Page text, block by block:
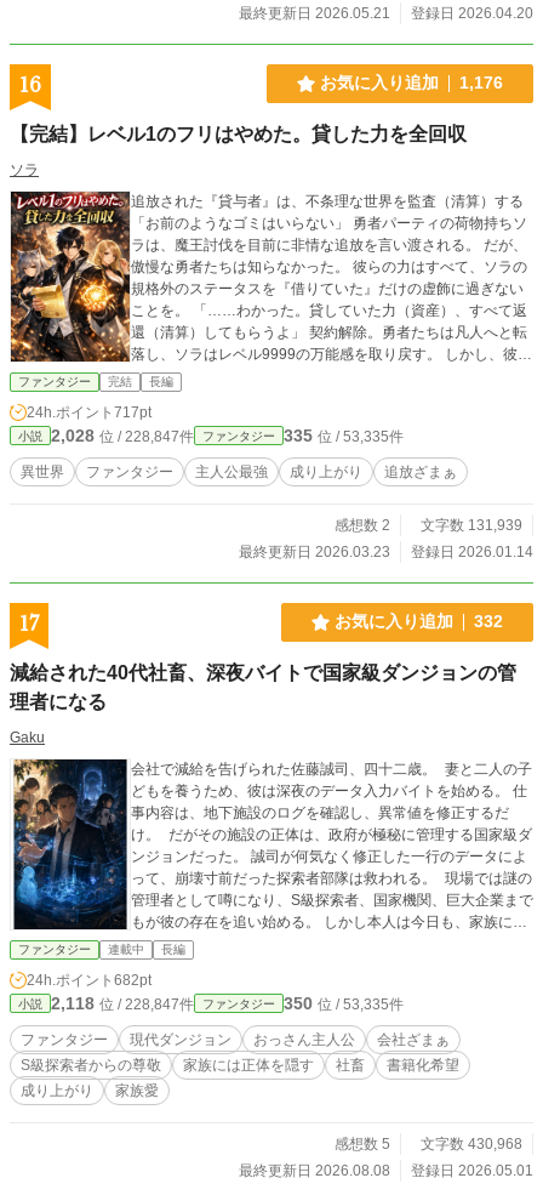
最終更新日 2026.05.21
登録日 2026.04.20
16 お気に入り追加 1,176
【完結】レベル1のフリはやめた。貸した力を全回収
ソラ
追放された『貸与者』は、不条理な世界を監査（清算）する
「お前のようなゴミはいらない」 勇者パーティの荷物持ちソ
ラは、魔王討伐を目前に非情な追放を言い渡される。 だが、
傲慢な勇者たちは知らなかった。 彼らの力はすべて、ソラの
規格外のステータスを『借りていた』だけの虚飾に過ぎない
ことを。 「……わかった。貸していた力（資産）、すべて返
還（清算）してもらうよ」 契約解除。勇者たちは凡人へと転
落し、ソラはレベル9999の万能感を取り戻す。 しかし、彼が
選んだのは復讐ではない。 世界に蔓延る「不条理な負債」を
暴き、正当な価値を再定義する『監査官』としての道だっ
た。 才能なしと虐げられた少女ミィナを助け、ソラは冷徹に
告げる。 「君の絶望は、私が買い取った。利息として……君
を最強にしてあげよう」 「因果の空売り」「魂の差し押さ
え」「運命の強制監査」 これは、最強の『貸与者』が、嘘ま
ファンタジー 完結 長編
24h.ポイント 717pt
小説 2,028 位 / 228,847件 ファンタジー 335 位 / 53,335件
異世界 ファンタジー 主人公最強 成り上がり 追放ざまぁ
感想数 2
文字数 131,939
最終更新日 2026.03.23
登録日 2026.01.14
17 お気に入り追加 332
減給された40代社畜、深夜バイトで国家級ダンジョンの管
理者になる
Gaku
会社で減給を告げられた佐藤誠司、四十二歳。 妻と二人の子
どもを養うため、彼は深夜のデータ入力バイトを始める。 仕
事内容は、地下施設のログを確認し、異常値を修正するだ
け。 だがその施設の正体は、政府が極秘に管理する国家級ダ
ンジョンだった。 誠司が何気なく修正した一行のデータによ
って、崩壊寸前だった探索者部隊は救われる。 現場では謎の
管理者として噂になり、S級探索者、国家機関、巨大企業まで
もが彼の存在を追い始める。 しかし本人は今日も、家族に心
配をかけないように弁当を食べ、眠い目をこすりながら深夜
バイトへ向かう。 これは、会社では評価されなかった平凡な
おっさんが、誰にも知られず世界の裏側を支え、やがて家族
と世界を救う物語。
ファンタジー 連載中 長編
24h.ポイント 682pt
小説 2,118 位 / 228,847件 ファンタジー 350 位 / 53,335件
ファンタジー 現代ダンジョン おっさん主人公
会社ざまぁ
S級探索者からの尊敬
家族には正体を隠す 社畜
書籍化希望
成り上がり
家族愛
感想数 5
文字数 430,968
最終更新日 2026.08.08
登録日 2026.05.01